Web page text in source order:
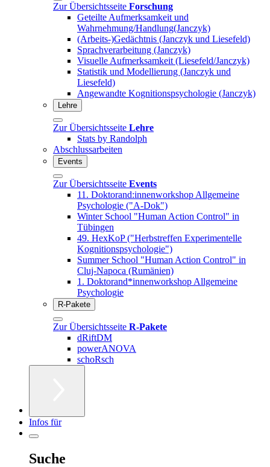
Zur Übersichtsseite Forschung
Geteilte Aufmerksamkeit und
Wahrnehmung/Handlung(Janczyk)
(Arbeits-)Gedächtnis (Janczyk und Liesefeld)
Sprachverarbeitung (Janczyk)
Visuelle Aufmerksamkeit (Liesefeld/Janczyk)
Statistik und Modellierung (Janczyk und
Liesefeld)
Angewandte Kognitionspsychologie (Janczyk)
Lehre
Zur Übersichtsseite Lehre
Stats by Randolph
Abschlussarbeiten
Events
Zur Übersichtsseite Events
11. Doktorand:innenworkshop Allgemeine
Psychologie ("A-Dok")
Winter School "Human Action Control" in
Tübingen
49. HexKoP ("Herbstreffen Experimentelle
Kognitionspsychologie")
Summer School "Human Action Control" in
Cluj-Napoca (Rumänien)
1. Doktorand*innenworkshop Allgemeine
Psychologie
R-Pakete
Zur Übersichtsseite R-Pakete
dRiftDM
powerANOVA
schoRsch
Infos für
Suche